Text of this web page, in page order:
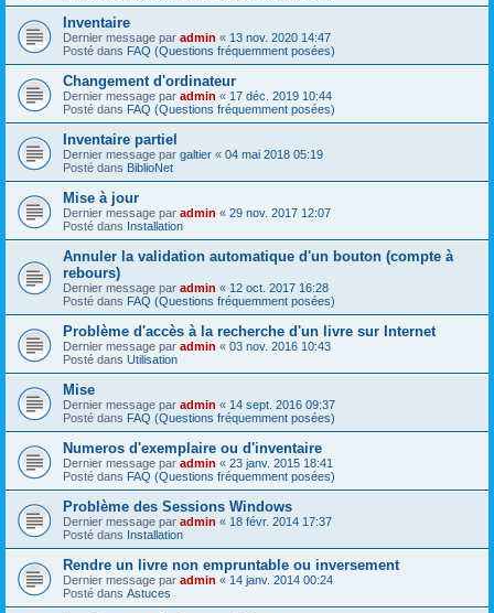
Inventaire
Dernier message par admin « 13 nov. 2020 14:47
Posté dans FAQ (Questions fréquemment posées)
Changement d'ordinateur
Dernier message par admin « 17 déc. 2019 10:44
Posté dans FAQ (Questions fréquemment posées)
Inventaire partiel
Dernier message par galtier « 04 mai 2018 05:19
Posté dans BiblioNet
Mise à jour
Dernier message par admin « 29 nov. 2017 12:07
Posté dans Installation
Annuler la validation automatique d'un bouton (compte à
rebours)
Dernier message par admin « 12 oct. 2017 16:28
Posté dans FAQ (Questions fréquemment posées)
Problème d'accès à la recherche d'un livre sur Internet
Dernier message par admin « 03 nov. 2016 10:43
Posté dans Utilisation
Mise
Dernier message par admin « 14 sept. 2016 09:37
Posté dans FAQ (Questions fréquemment posées)
Numeros d'exemplaire ou d'inventaire
Dernier message par admin « 23 janv. 2015 18:41
Posté dans FAQ (Questions fréquemment posées)
Problème des Sessions Windows
Dernier message par admin « 18 févr. 2014 17:37
Posté dans Installation
Rendre un livre non empruntable ou inversement
Dernier message par admin « 14 janv. 2014 00:24
Posté dans Astuces